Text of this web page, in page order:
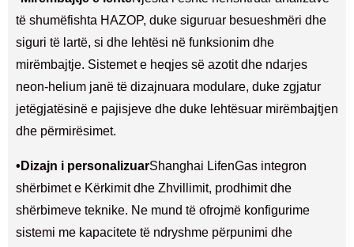
të shumëfishta HAZOP, duke siguruar besueshmëri dhe
siguri të lartë, si dhe lehtësi në funksionim dhe
mirëmbajtje. Sistemet e heqjes së azotit dhe ndarjes
neon-helium janë të dizajnuara modulare, duke zgjatur
jetëgjatësinë e pajisjeve dhe duke lehtësuar mirëmbajtjen
dhe përmirësimet.
• Dizajn i personalizuarShanghai LifenGas integron
shërbimet e Kërkimit dhe Zhvillimit, prodhimit dhe
shërbimeve teknike. Ne mund të ofrojmë konfigurime
sistemi me kapacitete të ndryshme përpunimi dhe